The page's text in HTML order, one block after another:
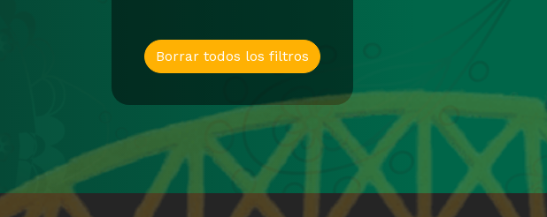
Borrar todos los filtros